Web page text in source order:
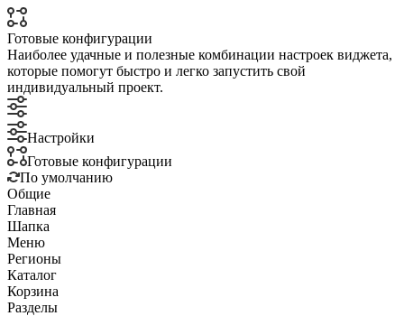
Готовые конфигурации
Наиболее удачные и полезные комбинации настроек виджета,
которые помогут быстро и легко запустить свой
индивидуальный проект.
Настройки
Готовые конфигурации
По умолчанию
Общие
Главная
Шапка
Меню
Регионы
Каталог
Корзина
Разделы